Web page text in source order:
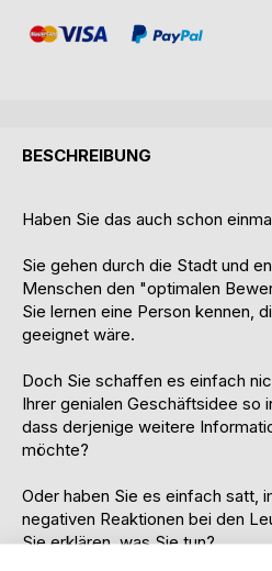
BESCHREIBUNG
Haben Sie das auch schon
Sie gehen durch die Stadt und
Menschen den "optimalen
Sie lernen eine Person kennen,
geeignet wäre.
Doch Sie schaffen es einfach
Ihrer genialen Geschäftsidee so
dass derjenige weitere
möchte?
Oder haben Sie es einfach satt,
negativen Reaktionen bei den
Sie erklären, was Sie tun?